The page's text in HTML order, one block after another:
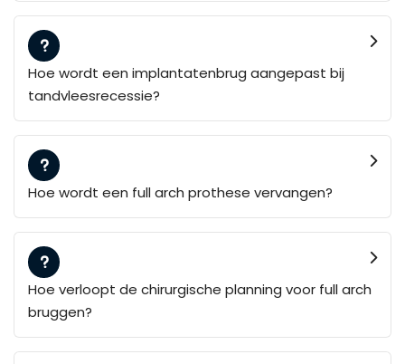
Hoe wordt een implantatenbrug aangepast bij
tandvleesrecessie?
Hoe wordt een full arch prothese vervangen?
Hoe verloopt de chirurgische planning voor full arch
bruggen?